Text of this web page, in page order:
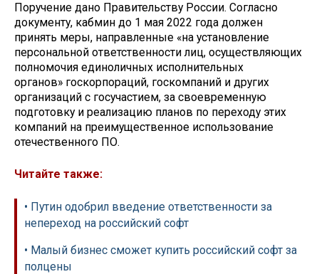
Поручение дано Правительству России. Согласно
документу, кабмин до 1 мая 2022 года должен
принять меры, направленные «на установление
персональной ответственности лиц, осуществляющих
полномочия единоличных исполнительных
органов» госкорпораций, госкомпаний и других
организаций с госучастием, за своевременную
подготовку и реализацию планов по переходу этих
компаний на преимущественное использование
отечественного ПО.
Читайте также:
• Путин одобрил введение ответственности за
непереход на российский софт
• Малый бизнес сможет купить российский софт за
полцены